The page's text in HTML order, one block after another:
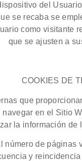
del
se recaba se
como
que se ajusten a
COOKIES DE
que
en el Sitio
la información
número de
y